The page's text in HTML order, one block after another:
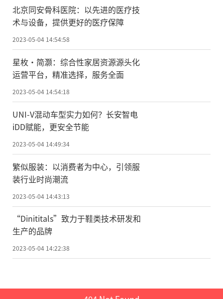
北京同安骨科医院：以先进的医疗技
术与设备，提供更好的医疗保障
2023-05-04 14:54:58
星枚·简灏：综合性家居资源源头化
运营平台，精准选择，服务全面
2023-05-04 14:54:18
UNI-V混动车型实力如何？长安智电
iDD赋能，更安全节能
2023-05-04 14:49:34
繁似服装：以消费者为中心，引领服
装行业时尚潮流
2023-05-04 14:43:13
“Dinititals”致力于鞋类技术研发和
生产的品牌
2023-05-04 14:22:38